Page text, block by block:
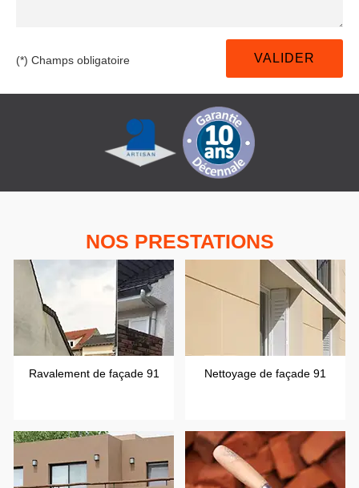
(*) Champs obligatoire
NOS PRESTATIONS
Ravalement de façade 91 Nettoyage de façade 91